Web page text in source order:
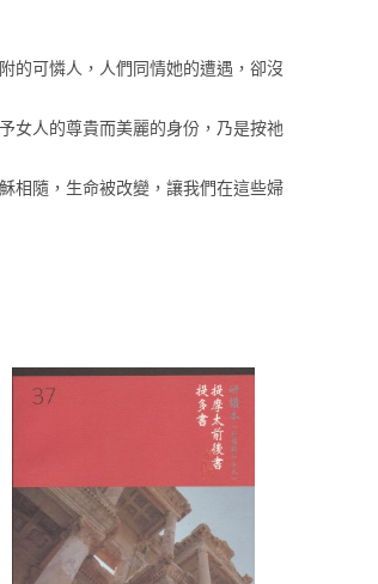
的可憐人，人們同情她的遭遇，卻沒
女人的尊貴而美麗的身份，乃是按祂
相隨，生命被改變，讓我們在這些婦